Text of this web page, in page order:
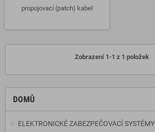
DOMŮ
ELEKTRONICKÉ ZABEZPEČOVACÍ SYSTÉMY
propojovací (patch) kabel
Zobrazení 1-1 z 1 položek